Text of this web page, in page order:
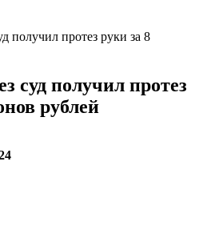
получил протез руки за 8
суд получил протез
рублей